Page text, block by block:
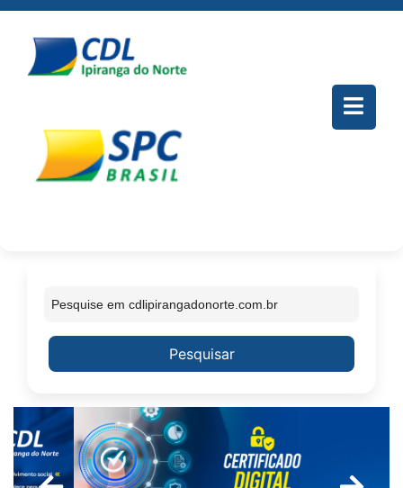
Pesquisar
Pesquisar